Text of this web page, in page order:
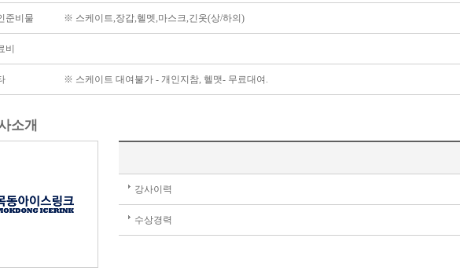
준비물 ※ 스케이트,장갑,헬멧,마스크,긴옷(상/하의)
비
※ 스케이트 대여불가 - 개인지참, 헬맷- 무료대여.
소개
강사이력
수상경력